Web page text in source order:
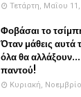
Τετάρτη, Μαΐου 11,
Φοβάσαι το
Όταν μάθεις αυτά
όλα θα
παντού!
Κυριακή,